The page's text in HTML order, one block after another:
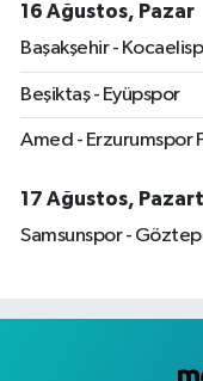
16 Ağustos, Pazar
Başakşehir -
Beşiktaş - Eyüpspor
Amed - Erzurumspor
17 Ağustos,
Samsunspor -